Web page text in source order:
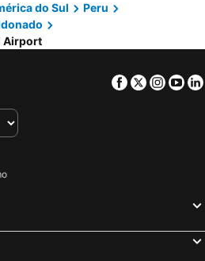
do Sul
Peru
Airport
Facebook
Twitter